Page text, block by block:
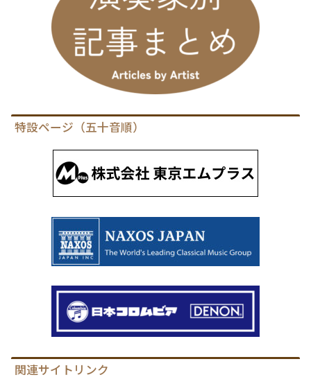
特設ページ（五十音順）
関連サイトリンク